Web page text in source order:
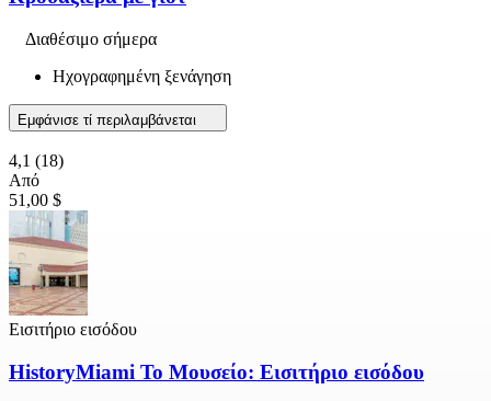
Διαθέσιμο σήμερα
Ηχογραφημένη ξενάγηση
Εμφάνισε τί περιλαμβάνεται
4,1 (18)
Από
51,00 $
Εισιτήριο εισόδου
HistoryMiami Το Μουσείο: Εισιτήριο εισόδου